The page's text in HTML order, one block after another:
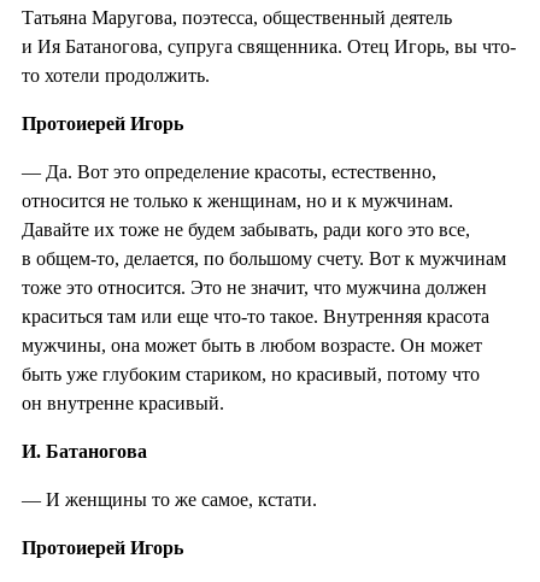
Татьяна Маругова, поэтесса, общественный деятель
и Ия Батаногова, супруга священника. Отец Игорь, вы что-
то хотели продолжить.
Протоиерей Игорь
— Да. Вот это определение красоты, естественно,
относится не только к женщинам, но и к мужчинам.
Давайте их тоже не будем забывать, ради кого это все,
в общем-то, делается, по большому счету. Вот к мужчинам
тоже это относится. Это не значит, что мужчина должен
краситься там или еще что-то такое. Внутренняя красота
мужчины, она может быть в любом возрасте. Он может
быть уже глубоким стариком, но красивый, потому что
он внутренне красивый.
И. Батаногова
— И женщины то же самое, кстати.
Протоиерей Игорь